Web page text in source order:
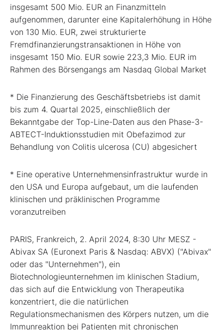
insgesamt 500 Mio. EUR an Finanzmitteln
aufgenommen, darunter eine Kapitalerhöhung in Höhe
von 130 Mio. EUR, zwei strukturierte
Fremdfinanzierungstransaktionen in Höhe von
insgesamt 150 Mio. EUR sowie 223,3 Mio. EUR im
Rahmen des Börsengangs am Nasdaq Global Market
* Die Finanzierung des Geschäftsbetriebs ist damit
bis zum 4. Quartal 2025, einschließlich der
Bekanntgabe der Top-Line-Daten aus den Phase-3-
ABTECT-Induktionsstudien mit Obefazimod zur
Behandlung von Colitis ulcerosa (CU) abgesichert
* Eine operative Unternehmensinfrastruktur wurde in
den USA und Europa aufgebaut, um die laufenden
klinischen und präklinischen Programme
voranzutreiben
PARIS, Frankreich, 2. April 2024, 8:30 Uhr MESZ -
Abivax SA (Euronext Paris & Nasdaq: ABVX) ("Abivax"
oder das "Unternehmen"), ein
Biotechnologieunternehmen im klinischen Stadium,
das sich auf die Entwicklung von Therapeutika
konzentriert, die die natürlichen
Regulationsmechanismen des Körpers nutzen, um die
Immunreaktion bei Patienten mit chronischen